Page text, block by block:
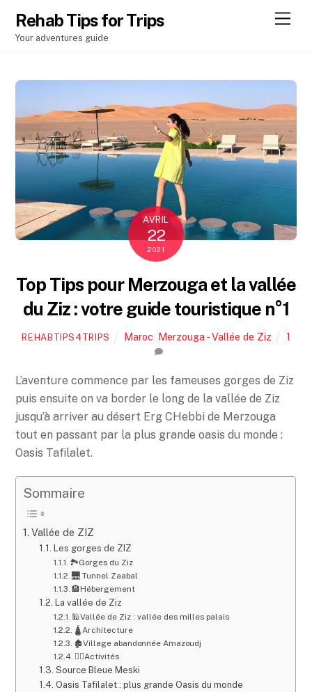
Rehab Tips for Trips
Your adventures guide
AVRIL
22
2021
Top Tips pour Merzouga et la vallée
du Ziz : votre guide touristique n°1
REHABTIPS4TRIPS Maroc Merzouga - Vallée de Ziz 1
L’aventure commence par les fameuses gorges de Ziz
puis ensuite on va border le long de la vallée de Ziz
jusqu’à arriver au désert Erg CHebbi de Merzouga
tout en passant par la plus grande oasis du monde :
Oasis Tafilalet.
Sommaire
Vallée de ZIZ
Les gorges de ZIZ
🏞Gorges du Ziz
🌉 Tunnel Zaabal
🏨Hébergement
La vallée de Ziz
🕌Vallée de Ziz : vallée des milles palais
🛕Architecture
🏚Village abandonnée Amazoudj
🤸‍♂️Activités
Source Bleue Meski
Oasis Tafilalet : plus grande Oasis du monde